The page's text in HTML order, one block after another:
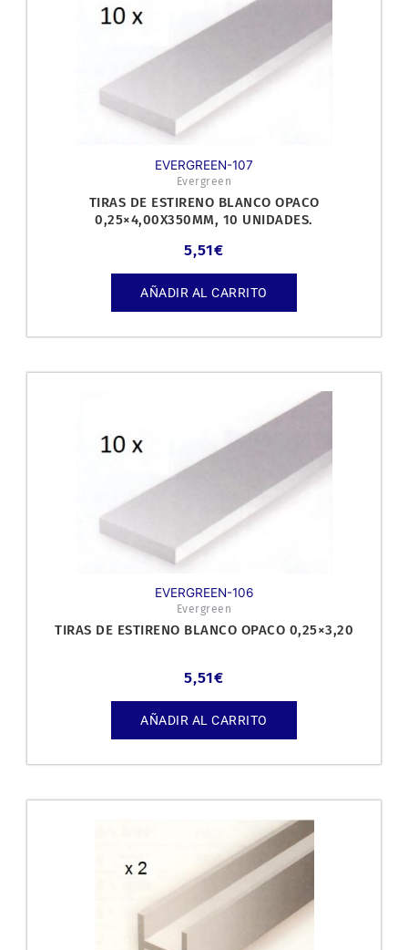
EVERGREEN-107
Evergreen
TIRAS DE ESTIRENO BLANCO OPACO
0,25×4,00X350MM, 10 UNIDADES.
5,51€
AÑADIR AL CARRITO
EVERGREEN-106
Evergreen
TIRAS DE ESTIRENO BLANCO OPACO 0,25×3,20
5,51€
AÑADIR AL CARRITO